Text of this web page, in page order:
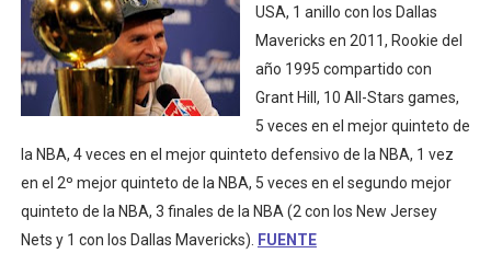
USA, 1 anillo con los Dallas
Mavericks en 2011, Rookie del
año 1995 compartido con
Grant Hill, 10 All-Stars games,
5 veces en el mejor quinteto de
la NBA, 4 veces en el mejor quinteto defensivo de la NBA, 1 vez
en el 2º mejor quinteto de la NBA, 5 veces en el segundo mejor
quinteto de la NBA, 3 finales de la NBA (2 con los New Jersey
Nets y 1 con los Dallas Mavericks).
FUENTE